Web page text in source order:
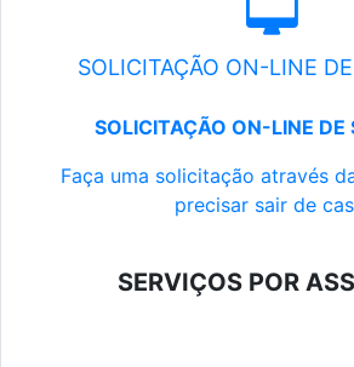
SOLICITAÇÃO ON-LINE
SOLICITAÇÃO ON-LINE DE
Faça uma solicitação através
precisar sair de
SERVIÇOS POR